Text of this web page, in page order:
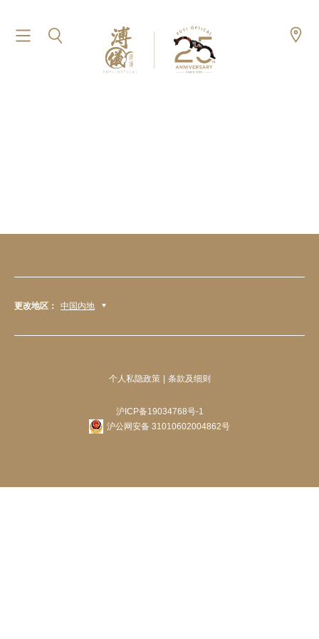
更改地区： 中国内地
个人私隐政策 条款及细则
沪ICP备19034768号-1
沪公网安备 31010602004862号